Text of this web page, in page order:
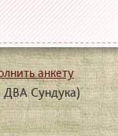
анкету
ДВА Сундука)